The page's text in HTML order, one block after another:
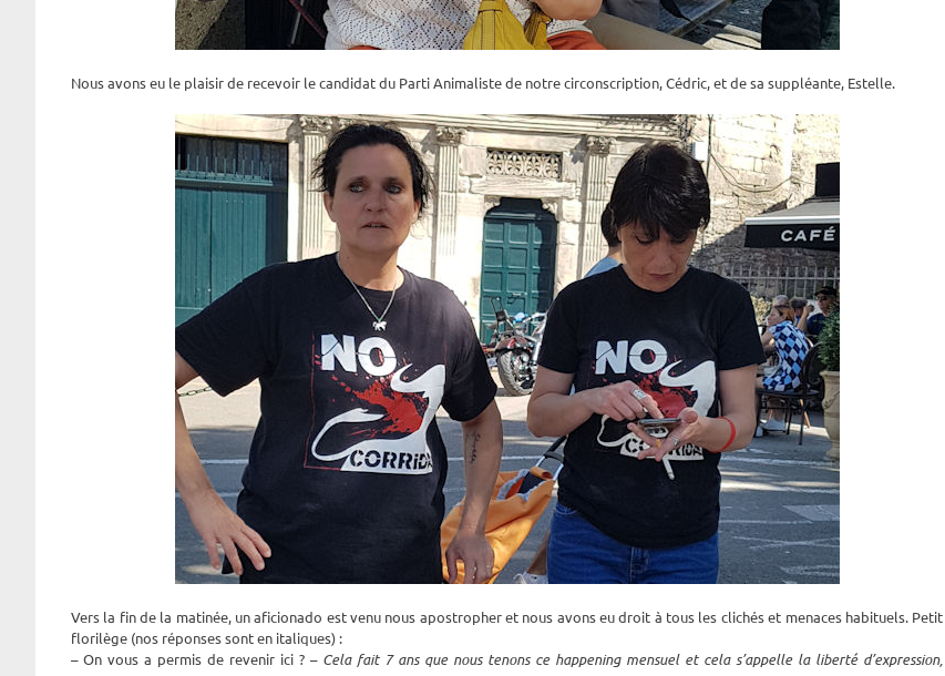
Nous avons eu le plaisir de recevoir le candidat du Parti Animaliste de notre circonscription, Cédric, et de sa suppléante, Estelle.
Vers la fin de la matinée, un aficionado est venu nous apostropher et nous avons eu droit à tous les clichés et menaces habituels. Petit
florilège (nos réponses sont en italiques) :
– On vous a permis de revenir ici ? – Cela fait 7 ans que nous tenons ce happening mensuel et cela s’appelle la liberté d’expression,